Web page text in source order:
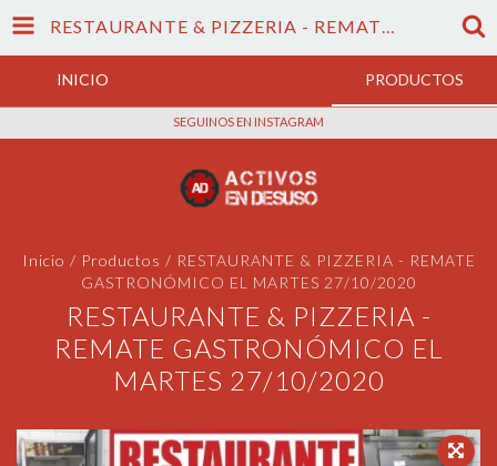
RESTAURANTE & PIZZERIA - REMATE GASTRONÓMICO EL MARTES 27/10/2020
INICIO PRODUCTOS
SEGUINOS EN INSTAGRAM
Inicio / Productos / RESTAURANTE & PIZZERIA - REMATE
GASTRONÓMICO EL MARTES 27/10/2020
RESTAURANTE & PIZZERIA -
REMATE GASTRONÓMICO EL
MARTES 27/10/2020